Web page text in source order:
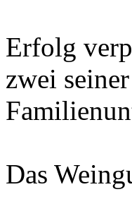
Erfolg
zwei
Das